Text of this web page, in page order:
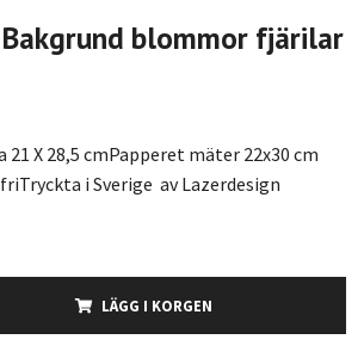
blommor fjärilar
21 X 28,5 cmPapperet mäter 22x30 cm
i Sverige av Lazerdesign
LÄGG I KORGEN